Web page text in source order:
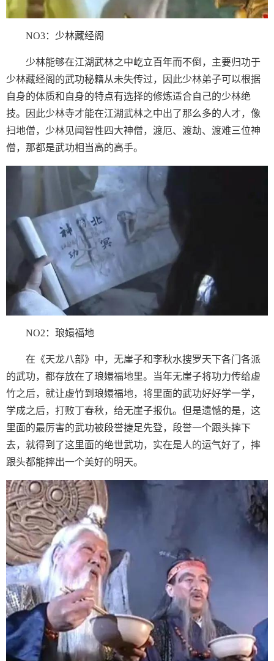
NO3：少林藏经阁
少林能够在江湖武林之中屹立百年而不倒，主要归功于
少林藏经阁的武功秘籍从未失传过，因此少林弟子可以根据
自身的体质和自身的特点有选择的修炼适合自己的少林绝
技。因此少林寺才能在江湖武林之中出了那么多的人才，像
扫地僧，少林见闻智性四大神僧，渡厄、渡劫、渡难三位神
僧，那都是武功相当高的高手。
NO2：琅嬛福地
在《天龙八部》中，无崖子和李秋水搜罗天下各门各派
的武功，都存放在了琅嬛福地里。当年无崖子将功力传给虚
竹之后，就让虚竹到琅嬛福地，将里面的武功好好学一学，
学成之后，打败丁春秋，给无崖子报仇。但是遗憾的是，这
里面的最厉害的武功被段誉捷足先登，段誉一个跟头摔下
去，就得到了这里面的绝世武功，实在是人的运气好了，摔
跟头都能摔出一个美好的明天。